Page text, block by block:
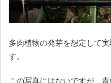
多肉植物の発芽を想定して
す。
この写真にはないですが、